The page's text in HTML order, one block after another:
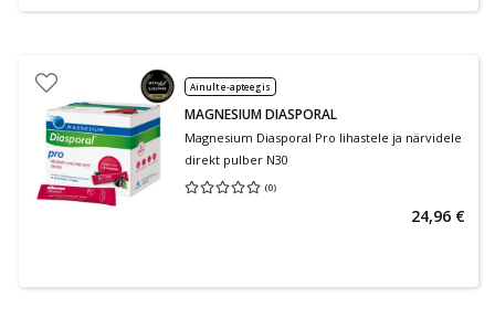
Ainult e-apteegis
MAGNESIUM DIASPORAL
Magnesium Diasporal Pro lihastele ja närvidele
direkt pulber N30
(0)
Keskmine hinnang 0.00
24,96 €